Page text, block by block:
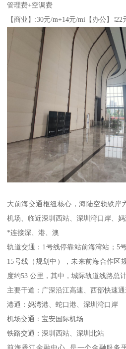
管理费+空调费
【商业】:30元/m+14元/mi【办公】∶22
大前海交通枢纽核心，海陆空轨铁岸
机场、临近深圳西站、深圳湾口岸、妈
*连接深、港、澳
轨道交通：1号线停靠站前海湾站；5
15号线（规划中），未来前海合作区
度约53 公里，其中，城际轨道线路总
主要干道：广深沿江高速、西部快速
港通：妈湾港、蛇口港、深圳湾口岸
机场交通：宝安国际机场
铁路交通：深圳西站、深圳北站